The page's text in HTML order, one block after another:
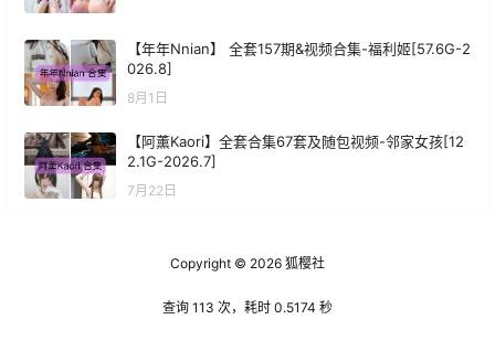
【年年Nnian】 全套157期&视频合集-福利姬[57.6G-2
026.8]
8月1日
【阿薰Kaori】全套合集67套及随包视频-邻家女孩[12
2.1G-2026.7]
7月22日
Copyright © 2026 狐樱社
查询 113 次，耗时 0.5174 秒